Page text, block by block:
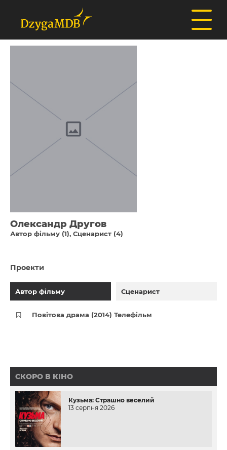
Олександр Другов
Автор фільму (1) Сценарист (4)
Проекти
Автор фільму Сценарист
Повітова драма (2014) Телефільм
СКОРО В КІНО
Кузьма: Страшно веселий
13 серпня 2026